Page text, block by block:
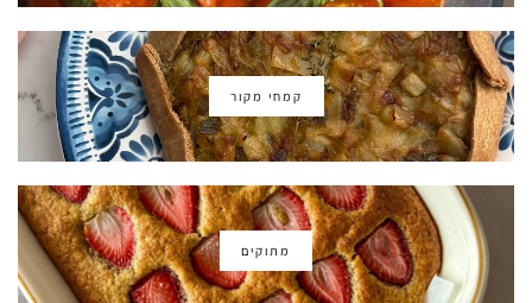
קמחי מקור
מתוקים